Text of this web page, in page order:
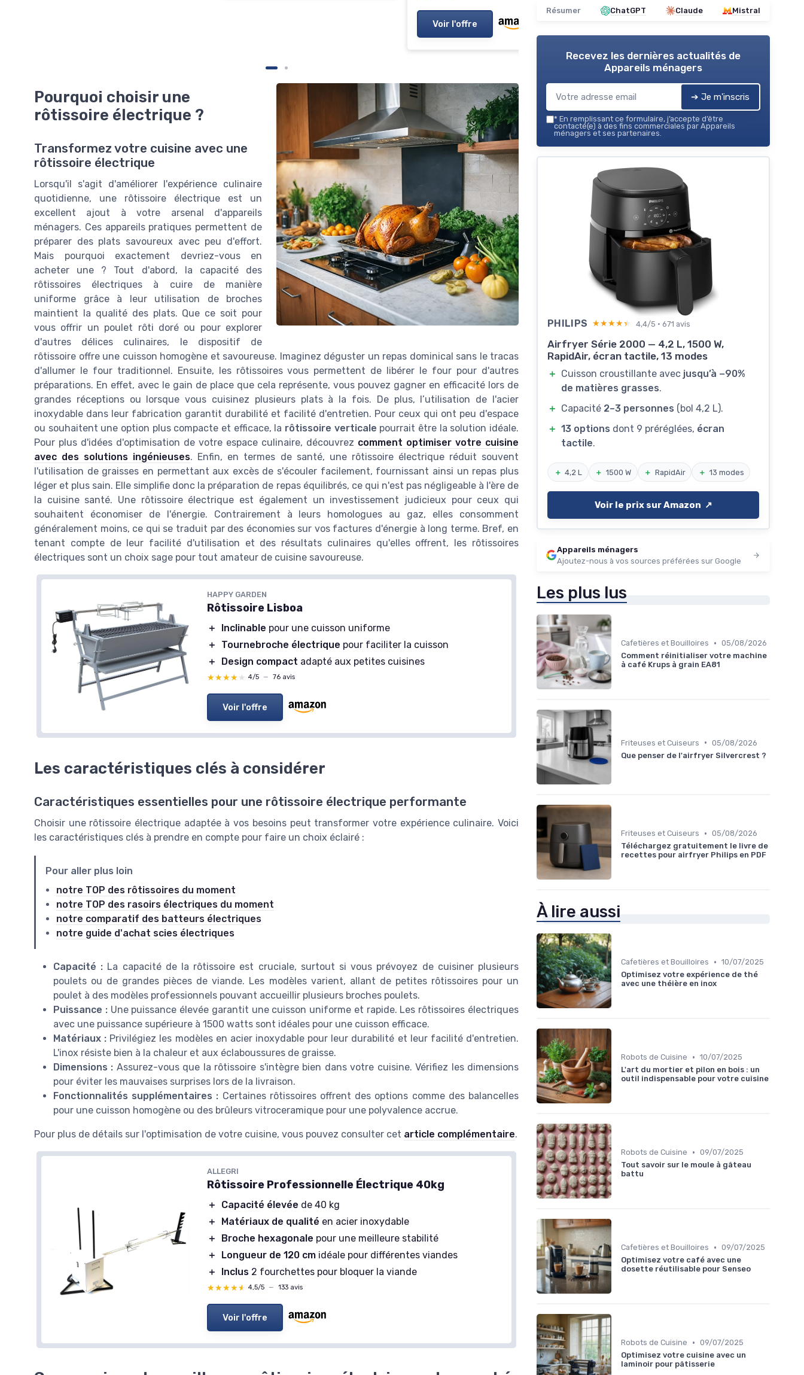
Voir l'offre
Pourquoi choisir une
rôtissoire électrique ?
Transformez votre cuisine avec une
rôtissoire électrique
Lorsqu'il s'agit d'améliorer l'expérience culinaire
quotidienne, une rôtissoire électrique est un
excellent ajout à votre arsenal d'appareils
ménagers. Ces appareils pratiques permettent de
préparer des plats savoureux avec peu d'effort.
Mais pourquoi exactement devriez-vous en
acheter une ? Tout d'abord, la capacité des
rôtissoires électriques à cuire de manière
uniforme grâce à leur utilisation de broches
maintient la qualité des plats. Que ce soit pour
vous offrir un poulet rôti doré ou pour explorer
d'autres délices culinaires, le dispositif de
rôtissoire offre une cuisson homogène et savoureuse. Imaginez déguster un repas dominical sans le tracas
d'allumer le four traditionnel. Ensuite, les rôtissoires vous permettent de libérer le four pour d'autres
préparations. En effet, avec le gain de place que cela représente, vous pouvez gagner en efficacité lors de
grandes réceptions ou lorsque vous cuisinez plusieurs plats à la fois. De plus, l’utilisation de l'acier
inoxydable dans leur fabrication garantit durabilité et facilité d'entretien. Pour ceux qui ont peu d'espace
ou souhaitent une option plus compacte et efficace, la rôtissoire verticale pourrait être la solution idéale.
Pour plus d'idées d'optimisation de votre espace culinaire, découvrez comment optimiser votre cuisine
avec des solutions ingénieuses. Enfin, en termes de santé, une rôtissoire électrique réduit souvent
l'utilisation de graisses en permettant aux excès de s'écouler facilement, fournissant ainsi un repas plus
léger et plus sain. Elle simplifie donc la préparation de repas équilibrés, ce qui n'est pas négligeable à l'ère de
la cuisine santé. Une rôtissoire électrique est également un investissement judicieux pour ceux qui
souhaitent économiser de l'énergie. Contrairement à leurs homologues au gaz, elles consomment
généralement moins, ce qui se traduit par des économies sur vos factures d'énergie à long terme. Bref, en
tenant compte de leur facilité d'utilisation et des résultats culinaires qu'elles offrent, les rôtissoires
électriques sont un choix sage pour tout amateur de cuisine savoureuse.
HAPPY GARDEN
Rôtissoire Lisboa
＋ Inclinable pour une cuisson uniforme
＋
Tournebroche électrique pour faciliter la cuisson
＋
Design compact adapté aux petites cuisines
★★★★★
★★★★★ 4/5 — 76 avis
Voir l'offre
Les caractéristiques clés à considérer
Caractéristiques essentielles pour une rôtissoire électrique performante
Choisir une rôtissoire électrique adaptée à vos besoins peut transformer votre expérience culinaire. Voici
les caractéristiques clés à prendre en compte pour faire un choix éclairé :
Pour aller plus loin
notre TOP des rôtissoires du moment
notre TOP des rasoirs électriques du moment
notre comparatif des batteurs électriques
notre guide d'achat scies électriques
Capacité : La capacité de la rôtissoire est cruciale, surtout si vous prévoyez de cuisiner plusieurs
poulets ou de grandes pièces de viande. Les modèles varient, allant de petites rôtissoires pour un
poulet à des modèles professionnels pouvant accueillir plusieurs broches poulets.
Puissance :Une puissance élevée garantit une cuisson uniforme et rapide. Les rôtissoires électriques
avec une puissance supérieure à 1500 watts sont idéales pour une cuisson efficace.
Matériaux : Privilégiez les modèles en acier inoxydable pour leur durabilité et leur facilité d'entretien.
L'inox résiste bien à la chaleur et aux éclaboussures de graisse.
Dimensions : Assurez-vous que la rôtissoire s'intègre bien dans votre cuisine. Vérifiez les dimensions
pour éviter les mauvaises surprises lors de la livraison.
Fonctionnalités supplémentaires : Certaines rôtissoires offrent des options comme des balancelles
pour une cuisson homogène ou des brûleurs vitroceramique pour une polyvalence accrue.
Pour plus de détails sur l'optimisation de votre cuisine, vous pouvez consulter cet article complémentaire.
ALLEGRI
Rôtissoire Professionnelle Électrique 40kg
＋ Capacité élevée de 40 kg
＋
Matériaux de qualité en acier inoxydable
＋
Broche hexagonale pour une meilleure stabilité
＋
Longueur de 120 cm idéale pour différentes viandes
＋
Inclus 2 fourchettes pour bloquer la viande
★★★★★
★★★★★ 4,5/5 — 133 avis
Voir l'offre
Résumer ChatGPT Claude Mistral
Recevez les dernières actualités de
Appareils ménagers
➔ Je m'inscris
* En remplissant ce formulaire, j’accepte d’être
contacté(e) à des fins commerciales par Appareils
ménagers et ses partenaires.
PHILIPS ★★★★★
★★★★★ 4,4/5 · 671 avis
Airfryer Série 2000 — 4,2 L, 1500 W,
RapidAir, écran tactile, 13 modes
＋ Cuisson croustillante avec jusqu’à −90%
de matières grasses.
＋ Capacité 2–3 personnes (bol 4,2 L).
＋ 13 options dont 9 préréglées, écran
tactile.
＋ 4,2 L ＋ 1500 W ＋ RapidAir ＋ 13 modes
Voir le prix sur Amazon ↗️
Appareils ménagers
Ajoutez-nous à vos sources préférées sur Google
Les plus lus
Cafetières et Bouilloires • 05/08/2026
Comment réinitialiser votre machine
à café Krups à grain EA81
Friteuses et Cuiseurs • 05/08/2026
Que penser de l'airfryer Silvercrest ?
Friteuses et Cuiseurs • 05/08/2026
Téléchargez gratuitement le livre de
recettes pour airfryer Philips en PDF
À lire aussi
Cafetières et Bouilloires • 10/07/2025
Optimisez votre expérience de thé
avec une théière en inox
Robots de Cuisine • 10/07/2025
L'art du mortier et pilon en bois : un
outil indispensable pour votre cuisine
Robots de Cuisine • 09/07/2025
Tout savoir sur le moule à gâteau
battu
Cafetières et Bouilloires • 09/07/2025
Optimisez votre café avec une
dosette réutilisable pour Senseo
Robots de Cuisine • 09/07/2025
Optimisez votre cuisine avec un
laminoir pour pâtisserie